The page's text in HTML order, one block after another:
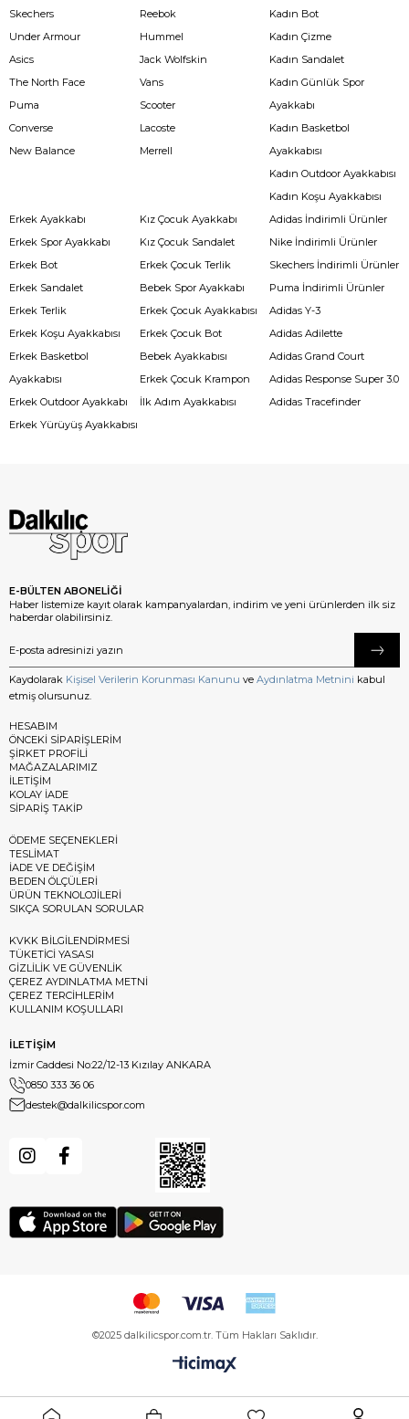
Skechers
Under Armour
Asics
The North Face
Puma
Converse
New Balance
Reebok
Hummel
Jack Wolfskin
Vans
Scooter
Lacoste
Merrell
Kadın Bot
Kadın Çizme
Kadın Sandalet
Kadın Günlük Spor
Ayakkabı
Kadın Basketbol
Ayakkabısı
Kadın Outdoor Ayakkabısı
Kadın Koşu Ayakkabısı
Erkek Ayakkabı
Erkek Spor Ayakkabı
Erkek Bot
Erkek Sandalet
Erkek Terlik
Erkek Koşu Ayakkabısı
Erkek Basketbol
Ayakkabısı
Erkek Outdoor Ayakkabı
Erkek Yürüyüş Ayakkabısı
Kız Çocuk Ayakkabı
Kız Çocuk Sandalet
Erkek Çocuk Terlik
Bebek Spor Ayakkabı
Erkek Çocuk Ayakkabısı
Erkek Çocuk Bot
Bebek Ayakkabısı
Erkek Çocuk Krampon
İlk Adım Ayakkabısı
Adidas İndirimli Ürünler
Nike İndirimli Ürünler
Skechers İndirimli Ürünler
Puma İndirimli Ürünler
Adidas Y-3
Adidas Adilette
Adidas Grand Court
Adidas Response Super 3.0
Adidas Tracefinder
E-BÜLTEN ABONELİĞİ
Haber listemize kayıt olarak kampanyalardan, indirim ve yeni ürünlerden ilk siz
haberdar olabilirsiniz.
Kaydolarak Kişisel Verilerin Korunması Kanunu ve Aydınlatma Metnini kabul
etmiş olursunuz.
HESABIM
ÖNCEKİ SİPARİŞLERİM
ŞİRKET PROFİLİ
MAĞAZALARIMIZ
İLETİŞİM
KOLAY İADE
SİPARİŞ TAKİP
ÖDEME SEÇENEKLERİ
TESLİMAT
İADE VE DEĞİŞİM
BEDEN ÖLÇÜLERİ
ÜRÜN TEKNOLOJİLERİ
SIKÇA SORULAN SORULAR
KVKK BİLGİLENDİRMESİ
TÜKETİCİ YASASI
GİZLİLİK VE GÜVENLİK
ÇEREZ AYDINLATMA METNİ
ÇEREZ TERCİHLERİM
KULLANIM KOŞULLARI
İLETİŞİM
İzmir Caddesi No:22/12-13 Kızılay ANKARA
0850 333 36 06
destek@dalkilicspor.com
©2025 dalkilicspor.com.tr. Tüm Hakları Saklıdır.